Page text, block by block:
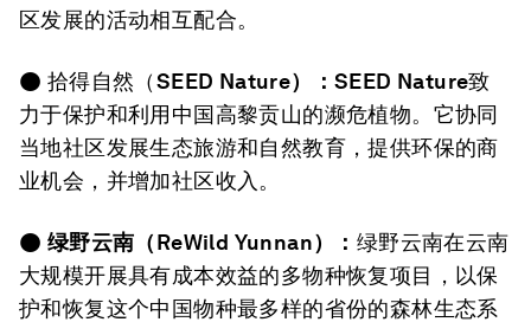
区发展的活动相互配合。
● 拾得自然（SEED Nature）：SEED Nature致
力于保护和利用中国高黎贡山的濒危植物。它协同
当地社区发展生态旅游和自然教育，提供环保的商
业机会，并增加社区收入。
● 绿野云南（ReWild Yunnan）： 绿野云南在云南
大规模开展具有成本效益的多物种恢复项目，以保
护和恢复这个中国物种最多样的省份的森林生态系